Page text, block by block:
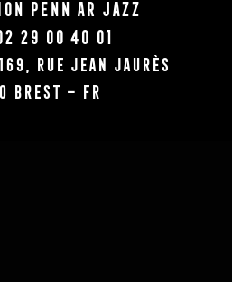
Penn Ar Jazz
29 00 40 01
rue Jean Jaurès
BREST – FR